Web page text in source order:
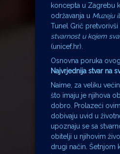
koncepta u Zagrebu
održavanja u Muzeju
Tunel Grič pretvorivši
stvarnost u kojem
(unicef.hr).
Osnovna poruka
Najvrjednija stvar na
Naime, za veliku
što imaju je njihova
dobro. Prolazeći
dobivaju uvid u
upoznaju se sa
obitelji u njihovim
drugi način. Šetnjom